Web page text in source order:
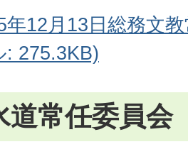
年12月13日総務文
: 275.3KB)
道常任委員会